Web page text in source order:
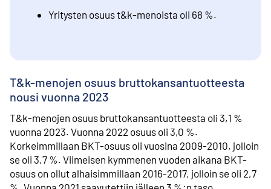
Yritysten osuus t&k-menoista oli 68 %.
T&k-menojen osuus bruttokansantuotteesta
nousi vuonna 2023
T&k-menojen osuus bruttokansantuotteesta oli 3,1 %
vuonna 2023. Vuonna 2022 osuus oli 3,0 %.
Korkeimmillaan BKT-osuus oli vuosina 2009-2010, jolloin
se oli 3,7 %. Viimeisen kymmenen vuoden aikana BKT-
osuus on ollut alhaisimmillaan 2016-2017, jolloin se oli 2,7